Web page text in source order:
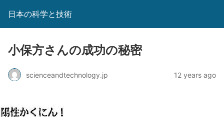
日本の科学と技術
小保方さんの成功の秘密
scienceandtechnology.jp 12 years ago